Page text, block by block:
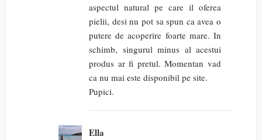
aspectul natural pe care il oferea
pielii, desi nu pot sa spun ca avea o
putere de acoperire foarte mare. In
schimb, singurul minus al acestui
produs ar fi pretul. Momentan vad
ca nu mai este disponibil pe site.
Pupici.
Ella